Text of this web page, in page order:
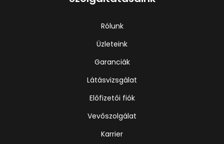
Rólunk
Üzleteink
Garanciák
Látásvizsgálat
Előfizetői fiók
Vevőszolgálat
Karrier